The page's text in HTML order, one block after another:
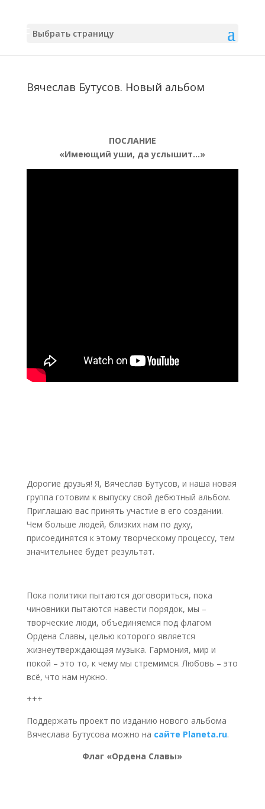
Выбрать страницу
Вячеслав Бутусов. Новый альбом
ПОСЛАНИЕ
«Имеющий уши, да услышит…»
Дорогие друзья! Я, Вячеслав Бутусов, и наша новая
группа готовим к выпуску свой дебютный альбом.
Приглашаю вас принять участие в его создании.
Чем больше людей, близких нам по духу,
присоединятся к этому творческому процессу, тем
значительнее будет результат.
Пока политики пытаются договориться, пока
чиновники пытаются навести порядок, мы –
творческие люди, объединяемся под флагом
Ордена Славы, целью которого является
жизнеутверждающая музыка. Гармония, мир и
покой – это то, к чему мы стремимся. Любовь – это
всё, что нам нужно.
+++
Поддержать проект по изданию нового альбома
Вячеслава Бутусова можно на сайте Planeta.ru.
Флаг «Ордена Славы»